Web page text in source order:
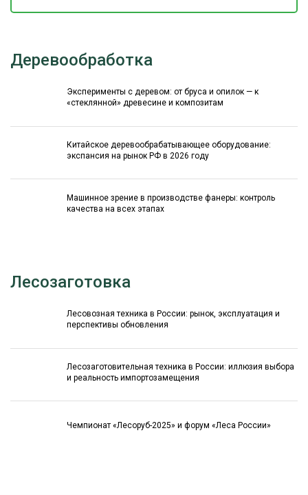
Деревообработка
Эксперименты с деревом: от бруса и опилок — к
«стеклянной» древесине и композитам
Китайское деревообрабатывающее оборудование:
экспансия на рынок РФ в 2026 году
Машинное зрение в производстве фанеры: контроль
качества на всех этапах
Лесозаготовка
Лесовозная техника в России: рынок, эксплуатация и
перспективы обновления
Лесозаготовительная техника в России: иллюзия выбора
и реальность импортозамещения
Чемпионат «Лесоруб-2025» и форум «Леса России»